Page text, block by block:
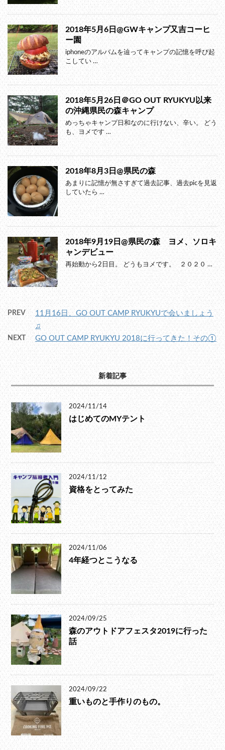
2018年5月6日@GWキャンプ又吉コーヒ
ー園
iphoneのアルバムを辿ってキャンプの記憶を呼び起
こしてい …
2018年5月26日＠GO OUT RYUKYU以来
の沖縄県民の森キャンプ
めっちゃキャンプ日和なのに行けない、辛い。 どう
も、ヨメです …
2018年8月3日@県民の森
あまりに記憶が無さすぎて過去記事、過去picを見返
していたら …
2018年9月19日@県民の森 ヨメ、ソロキ
ャンデビュー
再始動から2日目。 どうもヨメです。 ２０２０ …
PREV
11月16日、GO OUT CAMP RYUKYUで会いましょう
♫
NEXT GO OUT CAMP RYUKYU 2018に行ってきた！その①
新着記事
2024/11/14
はじめてのMYテント
2024/11/12
資格をとってみた
2024/11/06
4年経つとこうなる
2024/09/25
森のアウトドアフェスタ2019に行った
話
2024/09/22
重いものと手作りのもの。